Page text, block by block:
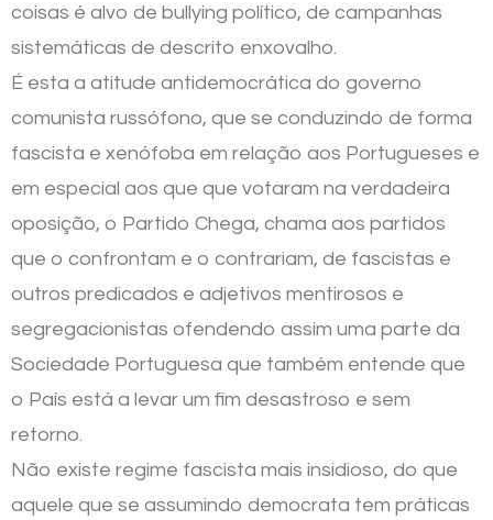
coisas é alvo de bullying político, de campanhas
sistemáticas de descrito enxovalho.
É esta a atitude antidemocrática do governo
comunista russófono, que se conduzindo de forma
fascista e xenófoba em relação aos Portugueses e
em especial aos que que votaram na verdadeira
oposição, o Partido Chega, chama aos partidos
que o confrontam e o contrariam, de fascistas e
outros predicados e adjetivos mentirosos e
segregacionistas ofendendo assim uma parte da
Sociedade Portuguesa que também entende que
o País está a levar um fim desastroso e sem
retorno.
Não existe regime fascista mais insidioso, do que
aquele que se assumindo democrata tem práticas